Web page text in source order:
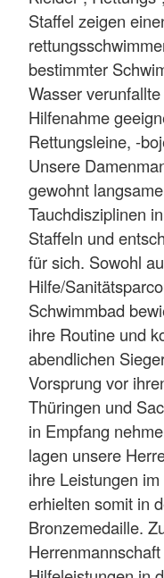
Staffel zeigen
bestimmter
Wasser
Hilfenahme
Rettungsleine, -
Unsere
gewohnt
Tauchdisziplinen
Staffeln und
für sich. Sowohl
Hilfe/
Schwimmbad
ihre Routine und
abendlichen
Vorsprung vor
Thüringen und
in Empfang
lagen unsere
ihre Leistungen
erhielten somit in
Bronzemedaille.